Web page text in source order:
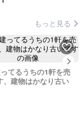
もっと見る
てるうちの1軒を売
、建物はかなり古い